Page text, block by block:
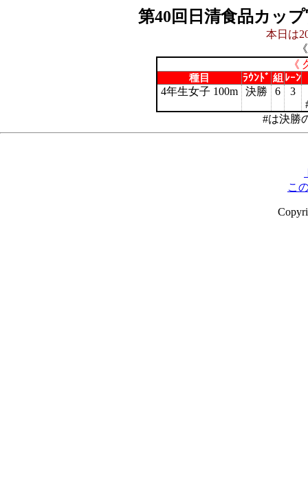
第40回日清食品カッ
本日は
《
種目 ﾗｳﾝﾄﾞ 組 ﾚｰﾝ
4年生女子 100m 決勝 6
3
#は決勝
こ